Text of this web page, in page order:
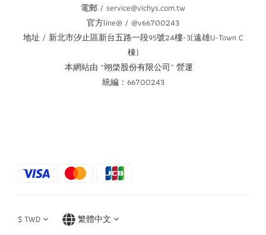
電郵 / service@vichys.com.tw
官方line@ / @v66700243
地址 / 新北市汐止區新台五路一段95號24樓-3(遠雄U-Town C
棟)
本網站由 “翊棨股份有限公司” 營運
統編：66700243
$TWD 繁體中文